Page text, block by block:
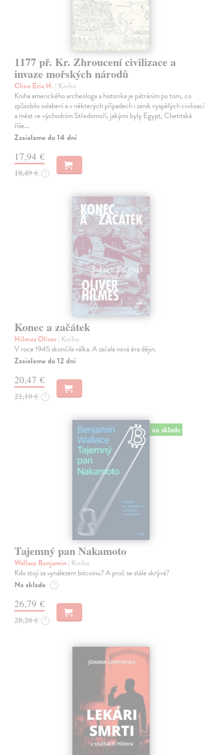
1177 př. Kr. Zhroucení civilizace a
invaze mořských národů
Cline Eric H. | Kniha
Kniha amerického archeologa a historika je pátráním po tom, co
způsobilo oslabení a v některých případech i zánik vyspělých civilizací
a měst ve východním Středomoří, jakými byly Egypt, Chetitská
říše…
Zasielame do 14 dní
17,94 €
18,49 € ?
Konec a začátek
Hilmes Oliver| Kniha
V roce 1945 skončila válka. A začala nová éra dějin.
Zasielame do 12 dní
20,47 €
21,10 € ?
na sklade
Tajemný pan Nakamoto
Wallace Benjamin | Kniha
Kdo stojí za vynálezem bitcoinu? A proč se stále skrývá?
Na sklade ?
26,79 €
28,20 € ?